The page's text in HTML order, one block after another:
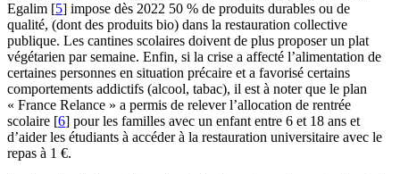
Egalim [5] impose dès 2022 50 % de produits durables ou de
qualité, (dont des produits bio) dans la restauration collective
publique. Les cantines scolaires doivent de plus proposer un plat
végétarien par semaine. Enfin, si la crise a affecté l’alimentation de
certaines personnes en situation précaire et a favorisé certains
comportements addictifs (alcool, tabac), il est à noter que le plan
« France Relance » a permis de relever l’allocation de rentrée
scolaire [6] pour les familles avec un enfant entre 6 et 18 ans et
d’aider les étudiants à accéder à la restauration universitaire avec le
repas à 1 €.